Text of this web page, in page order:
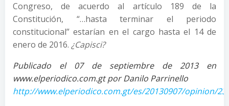
Congreso, de acuerdo al artículo 189 de la
Constitución, “…hasta terminar el periodo
constitucional” estarían en el cargo hasta el 14 de
enero de 2016. ¿Capisci?
Publicado el 07 de septiembre de 2013 en
www.elperiodico.com.gt por Danilo Parrinello
http://www.elperiodico.com.gt/es/20130907/opinion/